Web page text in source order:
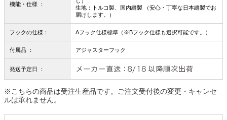
機能・仕様 ：
生地：トルコ製、国内縫製 （安心・丁寧な日本縫製でお
届けします。）
フックの仕様： Aフック仕様標準（※Bフック仕様も選択可能です。）
付属品 ： アジャスターフック
発送予定日 ：
※こちらの商品は受注生産品です。ご注文受付後の変更・キャンセ
ルは承れません。